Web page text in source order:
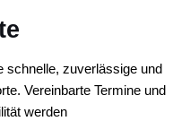
schnelle, zuverlässige und
Vereinbarte Termine und
werden